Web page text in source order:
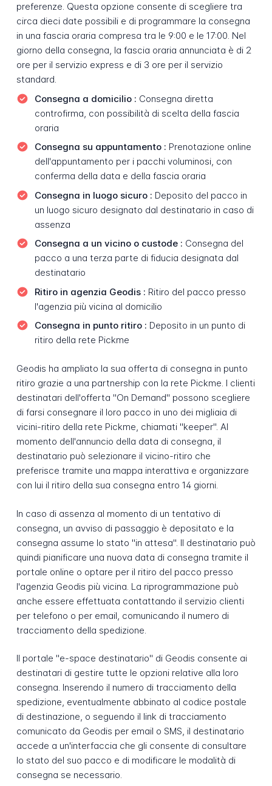
preferenze. Questa opzione consente di scegliere tra
circa dieci date possibili e di programmare la consegna
in una fascia oraria compresa tra le 9:00 e le 17:00. Nel
giorno della consegna, la fascia oraria annunciata è di 2
ore per il servizio express e di 3 ore per il servizio
standard.
Consegna a domicilio : Consegna diretta
controfirma, con possibilità di scelta della fascia
oraria
Consegna su appuntamento : Prenotazione online
dell'appuntamento per i pacchi voluminosi, con
conferma della data e della fascia oraria
Consegna in luogo sicuro : Deposito del pacco in
un luogo sicuro designato dal destinatario in caso di
assenza
Consegna a un vicino o custode : Consegna del
pacco a una terza parte di fiducia designata dal
destinatario
Ritiro in agenzia Geodis : Ritiro del pacco presso
l'agenzia più vicina al domicilio
Consegna in punto ritiro : Deposito in un punto di
ritiro della rete Pickme
Geodis ha ampliato la sua offerta di consegna in punto
ritiro grazie a una partnership con la rete Pickme. I clienti
destinatari dell'offerta "On Demand" possono scegliere
di farsi consegnare il loro pacco in uno dei migliaia di
vicini-ritiro della rete Pickme, chiamati "keeper". Al
momento dell'annuncio della data di consegna, il
destinatario può selezionare il vicino-ritiro che
preferisce tramite una mappa interattiva e organizzare
con lui il ritiro della sua consegna entro 14 giorni.
In caso di assenza al momento di un tentativo di
consegna, un avviso di passaggio è depositato e la
consegna assume lo stato "in attesa". Il destinatario può
quindi pianificare una nuova data di consegna tramite il
portale online o optare per il ritiro del pacco presso
l'agenzia Geodis più vicina. La riprogrammazione può
anche essere effettuata contattando il servizio clienti
per telefono o per email, comunicando il numero di
tracciamento della spedizione.
Il portale "e-space destinatario" di Geodis consente ai
destinatari di gestire tutte le opzioni relative alla loro
consegna. Inserendo il numero di tracciamento della
spedizione, eventualmente abbinato al codice postale
di destinazione, o seguendo il link di tracciamento
comunicato da Geodis per email o SMS, il destinatario
accede a un'interfaccia che gli consente di consultare
lo stato del suo pacco e di modificare le modalità di
consegna se necessario.